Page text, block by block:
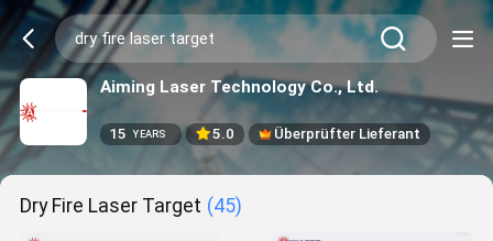
Aiming Laser Technology Co., Ltd.
15 YEARS 5.0 Überprüfter Lieferant
Dry Fire Laser Target (45)